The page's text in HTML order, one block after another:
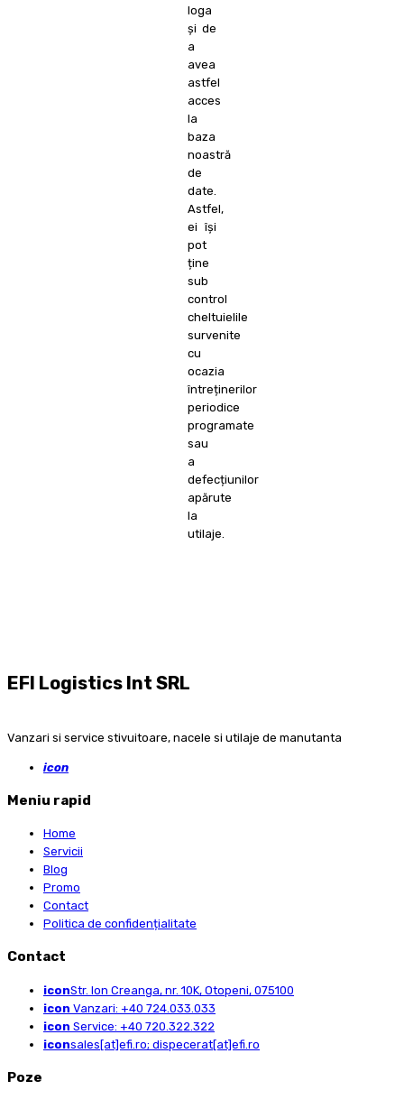
loga
și de
a
avea
astfel
acces
la
baza
noastră
de
date.
Astfel,
ei își
pot
ține
sub
control
cheltuielile
survenite
cu
ocazia
întreținerilor
periodice
programate
sau
a
defecțiunilor
apărute
la
utilaje.
EFI Logistics Int SRL
Vanzari si service stivuitoare, nacele si utilaje de manutanta
icon
Meniu rapid
Home
Servicii
Blog
Promo
Contact
Politica de confidențialitate
Contact
iconStr. Ion Creanga, nr. 10K, Otopeni, 075100
icon Vanzari: +40 724.033.033
icon Service: +40 720.322.322
iconsales[at]efi.ro; dispecerat[at]efi.ro
Poze